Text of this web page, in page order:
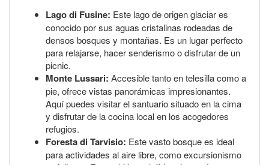
Lago di Fusine: Este lago de origen glaciar es
conocido por sus aguas cristalinas rodeadas de
densos bosques y montañas. Es un lugar perfecto
para relajarse, hacer senderismo o disfrutar de un
picnic.
Monte Lussari: Accesible tanto en telesilla como a
pie, ofrece vistas panorámicas impresionantes.
Aquí puedes visitar el santuario situado en la cima
y disfrutar de la cocina local en los acogedores
refugios.
Foresta di Tarvisio: Este vasto bosque es ideal
para actividades al aire libre, como excursionismo